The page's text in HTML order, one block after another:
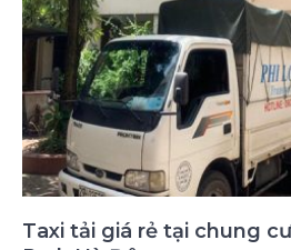
Taxi tải giá rẻ tại chung